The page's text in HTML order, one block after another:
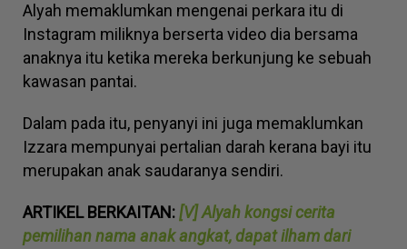
Alyah memaklumkan mengenai perkara itu di
Instagram miliknya berserta video dia bersama
anaknya itu ketika mereka berkunjung ke sebuah
kawasan pantai.
Dalam pada itu, penyanyi ini juga memaklumkan
Izzara mempunyai pertalian darah kerana bayi itu
merupakan anak saudaranya sendiri.
ARTIKEL BERKAITAN:[V] Alyah kongsi cerita
pemilihan nama anak angkat, dapat ilham dari